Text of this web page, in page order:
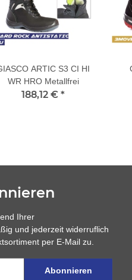
ARTIC S3 CI HI
WR HRO Metallfrei
188,12 € *
Ihrer
und jederzeit widerruflich
per E-Mail zu.
Abonnieren